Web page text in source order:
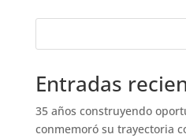
Entradas
35 años construyendo
conmemoró su trayectoria